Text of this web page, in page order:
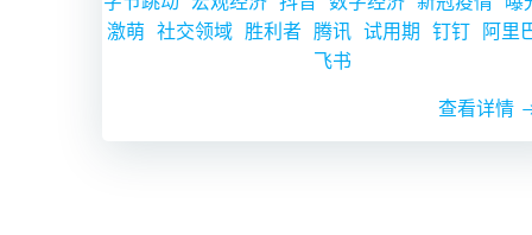
激萌 社交领域 胜利者 腾讯 试用期 钉钉 阿里
飞书
查看详情